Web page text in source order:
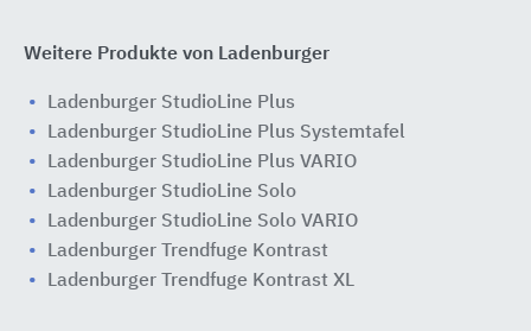
Weitere Produkte von Ladenburger
Ladenburger StudioLine Plus
Ladenburger StudioLine Plus Systemtafel
Ladenburger StudioLine Plus VARIO
Ladenburger StudioLine Solo
Ladenburger StudioLine Solo VARIO
Ladenburger Trendfuge Kontrast
Ladenburger Trendfuge Kontrast XL